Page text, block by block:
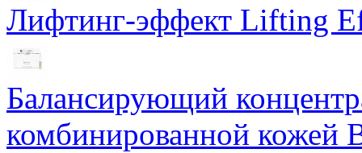
Лифтинг-эффект Lifting
Балансирующий
комбинированной кожей